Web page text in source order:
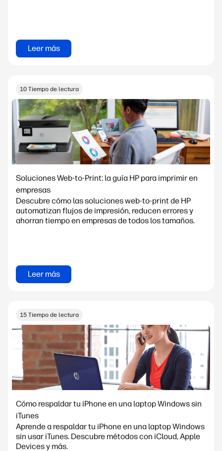
Leer más
10 Tiempo de lectura
Soluciones Web-to-Print: la guía HP para imprimir en
empresas
Descubre cómo las soluciones web-to-print de HP
automatizan flujos de impresión, reducen errores y
ahorran tiempo en empresas de todos los tamaños.
Leer más
15 Tiempo de lectura
Cómo respaldar tu iPhone en una laptop Windows sin
iTunes
Aprende a respaldar tu iPhone en una laptop Windows
sin usar iTunes. Descubre métodos con iCloud, Apple
Devices y más.